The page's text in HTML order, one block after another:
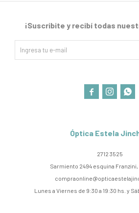
Óptica Estela
2712 3525
Sarmiento 2494 esquina
Lunes a Viernes de 9:30 a 19:30 hs. y
¡Suscribite y recibí todas
  